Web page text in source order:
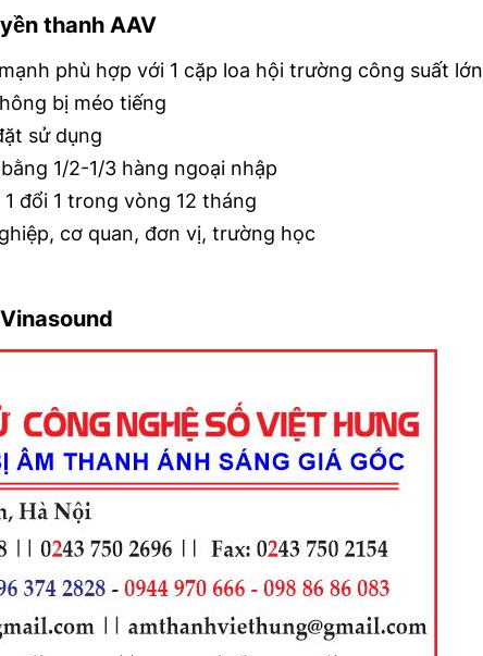
thanh AAV
phù hợp với 1 cặp loa hội trường công suất lớn
bị méo tiếng
sử dụng
1/2-1/3 hàng ngoại nhập
đổi 1 trong vòng 12 tháng
cơ quan, đơn vị, trường học